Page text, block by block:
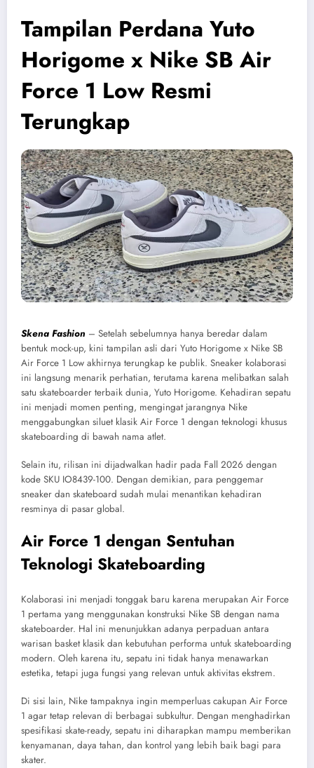
Tampilan Perdana Yuto
Horigome x Nike SB Air
Force 1 Low Resmi
Terungkap
Skena Fashion – Setelah sebelumnya hanya beredar dalam
bentuk mock-up, kini tampilan asli dari Yuto Horigome x Nike SB
Air Force 1 Low akhirnya terungkap ke publik. Sneaker kolaborasi
ini langsung menarik perhatian, terutama karena melibatkan salah
satu skateboarder terbaik dunia, Yuto Horigome. Kehadiran sepatu
ini menjadi momen penting, mengingat jarangnya Nike
menggabungkan siluet klasik Air Force 1 dengan teknologi khusus
skateboarding di bawah nama atlet.
Selain itu, rilisan ini dijadwalkan hadir pada Fall 2026 dengan
kode SKU IO8439-100. Dengan demikian, para penggemar
sneaker dan skateboard sudah mulai menantikan kehadiran
resminya di pasar global.
Air Force 1 dengan Sentuhan
Teknologi Skateboarding
Kolaborasi ini menjadi tonggak baru karena merupakan Air Force
1 pertama yang menggunakan konstruksi Nike SB dengan nama
skateboarder. Hal ini menunjukkan adanya perpaduan antara
warisan basket klasik dan kebutuhan performa untuk skateboarding
modern. Oleh karena itu, sepatu ini tidak hanya menawarkan
estetika, tetapi juga fungsi yang relevan untuk aktivitas ekstrem.
Di sisi lain, Nike tampaknya ingin memperluas cakupan Air Force
1 agar tetap relevan di berbagai subkultur. Dengan menghadirkan
spesifikasi skate-ready, sepatu ini diharapkan mampu memberikan
kenyamanan, daya tahan, dan kontrol yang lebih baik bagi para
skater.